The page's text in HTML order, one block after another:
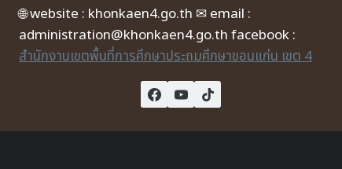
🌐 website : khonkaen4.go.th ✉ email :
administration@khonkaen4.go.th facebook :
สำนักงานเขตพื้นที่การศึกษาประถมศึกษาขอนแก่น เขต 4